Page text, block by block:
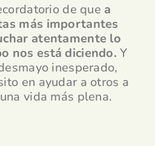
de que a
más importantes
atentamente lo
nos está diciendo. Y
inesperado,
en ayudar a otros a
vida más plena.